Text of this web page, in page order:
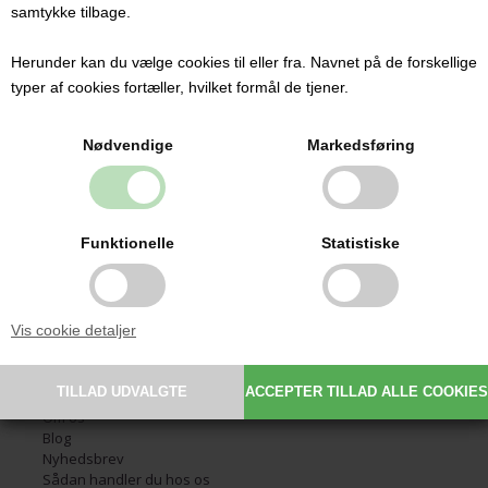
samtykke tilbage.
Herunder kan du vælge cookies til eller fra. Navnet på de forskellige
typer af cookies fortæller, hvilket formål de tjener.
Nødvendige Markedsføring
Funktionelle Statistiske
Vis cookie detaljer
Kontakt
Glarmestervej 7
DK-6800 Varde
CVR: 30209648
info@babysutten.dk
29 11 19 07
Information
Forside
Fortrydelsesformular
Om os
Blog
Nyhedsbrev
Sådan handler du hos os